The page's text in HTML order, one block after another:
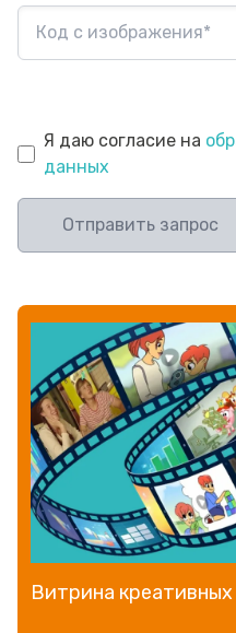
Я даю согласие на
данных
Отправить запрос
Витрина